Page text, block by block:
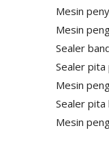
Mesin
Mesin
Sealer
Sealer pita
Mesin
Sealer pita
Mesin